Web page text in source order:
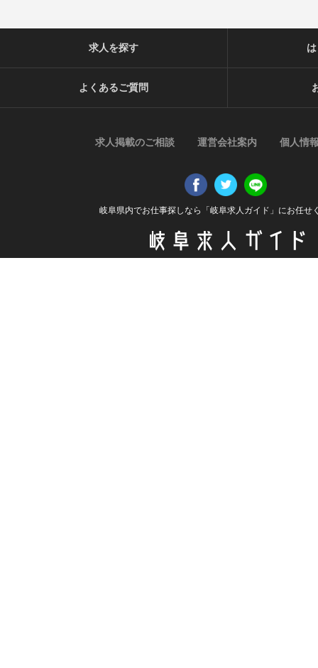
岐阜県内でお仕事探しなら「岐阜求人ガイド」にお任せ
求人を探す
よくあるご質問
求人掲載のご相談 運営会社案内 個人情